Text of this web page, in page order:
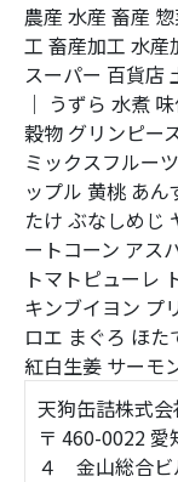
農産 水産 畜産
工 畜産加工 水産
スーパー 百貨店
｜ うずら 水煮
穀物 グリンピー
ミックスフルーツ
ップル 黄桃 あん
たけ ぶなしめじ
ートコーン アス
トマトピューレ
キンブイヨン プ
ロエ まぐろ ほた
紅白生姜 サーモ
天狗缶詰株式会
〒 460-0022
４ 金山総合ビ